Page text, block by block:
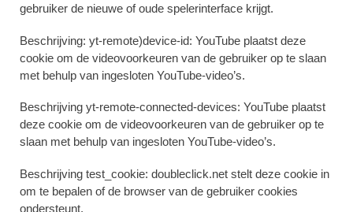
gebruiker de nieuwe of oude spelerinterface krijgt.
Beschrijving: yt-remote)device-id: YouTube plaatst deze
cookie om de videovoorkeuren van de gebruiker op te slaan
met behulp van ingesloten YouTube-video’s.
Beschrijving yt-remote-connected-devices: YouTube plaatst
deze cookie om de videovoorkeuren van de gebruiker op te
slaan met behulp van ingesloten YouTube-video’s.
Beschrijving test_cookie: doubleclick.net stelt deze cookie in
om te bepalen of de browser van de gebruiker cookies
ondersteunt.